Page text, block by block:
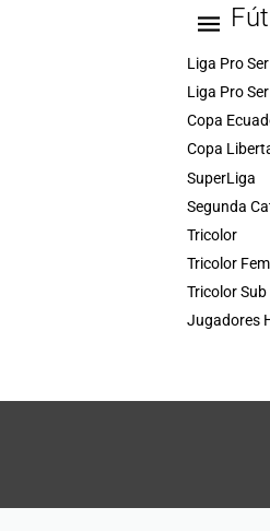
Liga Pro
Liga Pro
Copa
Copa
SuperLiga
Segunda
Tricolor
Tricolor
Tricolor Sub
Jugadores